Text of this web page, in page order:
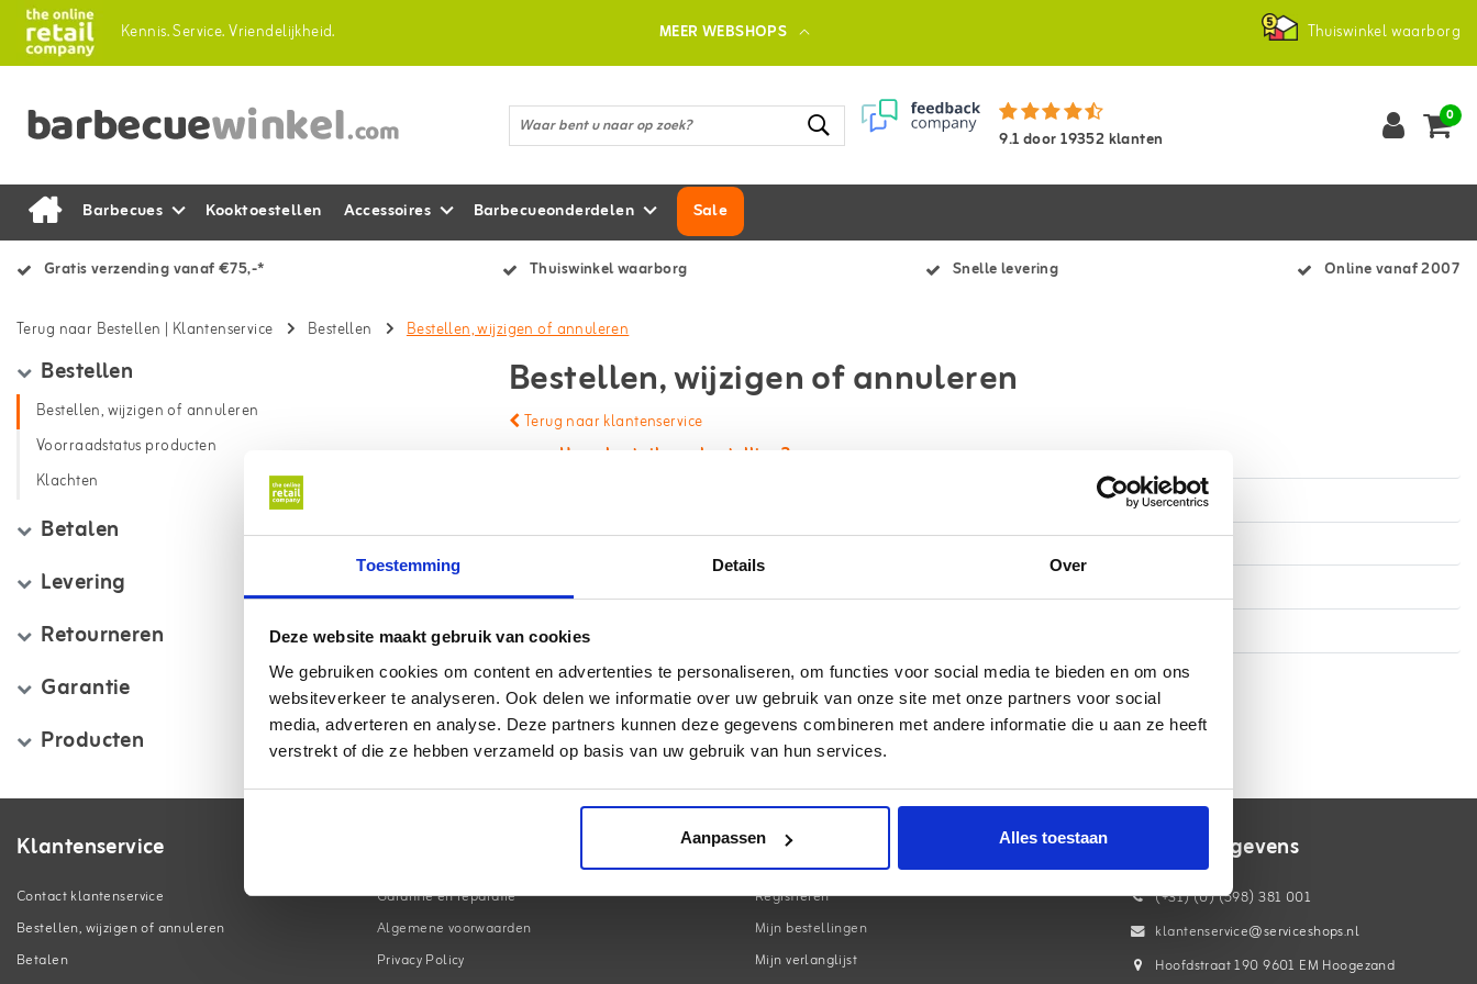
Toestemming Details Over
Deze website maakt gebruik van cookies
We gebruiken cookies om content en advertenties te personaliseren, om functies voor social media te bieden en om ons
websiteverkeer te analyseren. Ook delen we informatie over uw gebruik van onze site met onze partners voor social
media, adverteren en analyse. Deze partners kunnen deze gegevens combineren met andere informatie die u aan ze heeft
verstrekt of die ze hebben verzameld op basis van uw gebruik van hun services.
Aanpassen Alles toestaan
Kennis.Service.Vriendelijkheid. MEER WEBSHOPS Thuiswinkel waarborg
9.1door19352klanten
0
Barbecues Kooktoestellen Accessoires Barbecueonderdelen Sale
Gratis verzending vanaf €75,-* Thuiswinkel waarborg Snelle levering Online vanaf 2007
Terug naar Bestellen | Klantenservice Bestellen Bestellen, wijzigen of annuleren
Bestellen
Bestellen, wijzigen of annuleren
Voorraadstatus producten
Klachten
Betalen
Levering
Retourneren
Garantie
Producten
Bestellen, wijzigen of annuleren
Terug naar klantenservice
Hoe plaats ik een bestelling?
Hoe wijzig ik mijn bestelling?
Wanneer krijg ik mijn bestelling?
Klantenservice
Contact klantenservice
Bestellen, wijzigen of annuleren
Betalen
Garantie en reparatie
Algemene voorwaarden
Privacy Policy
Mijn account
Registreren
Mijn bestellingen
Mijn verlanglijst
Contactgegevens
(+31) (0) (598) 381 001
klantenservice@serviceshops.nl
Hoofdstraat 190 9601 EM Hoogezand